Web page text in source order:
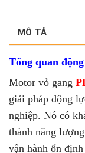
MÔ TẢ
Tổng quan
Motor vỏ gang
giải pháp động
nghiệp. Nó có
thành năng
vận hành ổn